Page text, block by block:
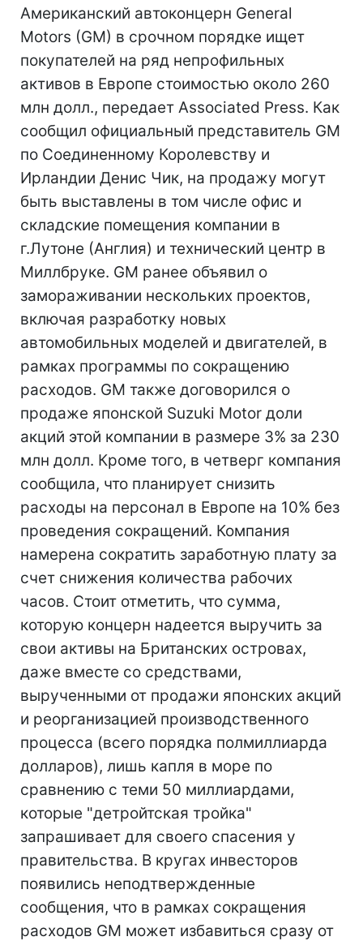
Американский автоконцерн General
Motors (GM) в срочном порядке ищет
покупателей на ряд непрофильных
активов в Европе стоимостью около 260
млн долл., передает Associated Press. Как
сообщил официальный представитель GM
по Соединенному Королевству и
Ирландии Денис Чик, на продажу могут
быть выставлены в том числе офис и
складские помещения компании в
г.Лутоне (Англия) и технический центр в
Миллбруке. GM ранее объявил о
замораживании нескольких проектов,
включая разработку новых
автомобильных моделей и двигателей, в
рамках программы по сокращению
расходов. GM также договорился о
продаже японской Suzuki Motor доли
акций этой компании в размере 3% за 230
млн долл. Кроме того, в четверг компания
сообщила, что планирует снизить
расходы на персонал в Европе на 10% без
проведения сокращений. Компания
намерена сократить заработную плату за
счет снижения количества рабочих
часов. Стоит отметить, что сумма,
которую концерн надеется выручить за
свои активы на Британских островах,
даже вместе со средствами,
вырученными от продажи японских акций
и реорганизацией производственного
процесса (всего порядка полмиллиарда
долларов), лишь капля в море по
сравнению с теми 50 миллиардами,
которые "детройтская тройка"
запрашивает для своего спасения у
правительства. В кругах инвесторов
появились неподтвержденные
сообщения, что в рамках сокращения
расходов GM может избавиться сразу от